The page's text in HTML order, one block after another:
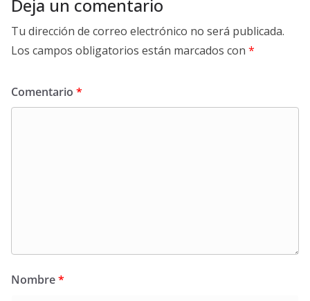
Deja un comentario
Tu dirección de correo electrónico no será publicada.
Los campos obligatorios están marcados con *
Comentario *
Nombre*